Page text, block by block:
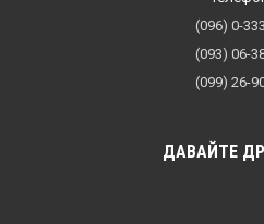
(096) 0-
(093) 06-
(099) 26-
ДАВАЙТЕ